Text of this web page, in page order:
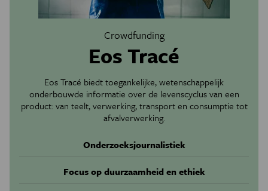
Crowdfunding
Eos Tracé
Eos Tracé biedt toegankelijke, wetenschappelijk
onderbouwde informatie over de levenscyclus van een
product: van teelt, verwerking, transport en consumptie tot
afvalverwerking.
Onderzoeksjournalistiek
Focus op duurzaamheid en ethiek